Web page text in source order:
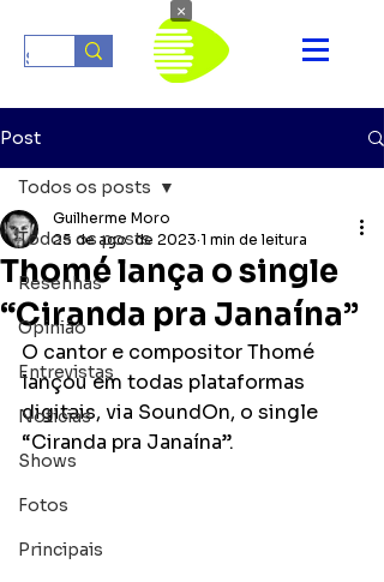
Post
Todos os posts
Resenhas
Opinião
Entrevistas
Notícias
Shows
Fotos
Principais
Todos os posts
Thomé lança o single
“Ciranda pra Janaína”
Guilherme Moro
25 de ago. de 2023 1 min de leitura
O cantor e compositor Thomé
lançou em todas plataformas
digitais, via SoundOn, o single
“Ciranda pra Janaína”.
×